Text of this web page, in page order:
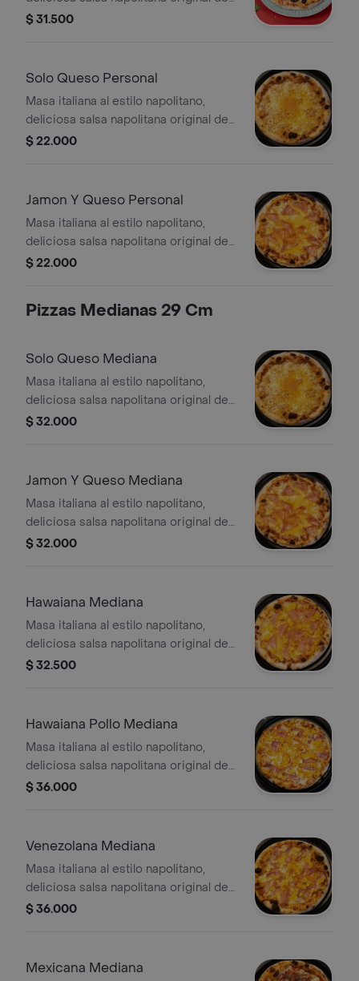
la casa, queso mozzarella, queso
$ 31.500
Solo Queso Personal
Masa italiana al estilo napolitano,
deliciosa salsa napolitana original de
la casa, queso mozzarella orégano
$ 22.000
Jamon Y Queso Personal
Masa italiana al estilo napolitano,
deliciosa salsa napolitana original de
la casa, queso mozzarella y jamón
$ 22.000
Pizzas Medianas 29 Cm
Solo Queso Mediana
Masa italiana al estilo napolitano,
deliciosa salsa napolitana original de
la casa, queso mozzarella y orégano
$ 32.000
Jamon Y Queso Mediana
Masa italiana al estilo napolitano,
deliciosa salsa napolitana original de
la casa, queso mozzarella y jamón
$ 32.000
Hawaiana Mediana
Masa italiana al estilo napolitano,
deliciosa salsa napolitana original de
la casa, queso mozzarella, jamón y
$ 32.500
Hawaiana Pollo Mediana
Masa italiana al estilo napolitano,
deliciosa salsa napolitana original de
la casa, queso mozzarella, pollo
$ 36.000
Venezolana Mediana
Masa italiana al estilo napolitano,
deliciosa salsa napolitana original de
la casa, queso mozzarella, jamón, maíz
$ 36.000
Mexicana Mediana